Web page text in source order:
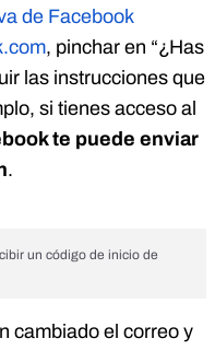
de Facebook
, pinchar en “¿Has
las instrucciones que
si tienes acceso al
te puede enviar
.
un código de inicio de
cambiado el correo y